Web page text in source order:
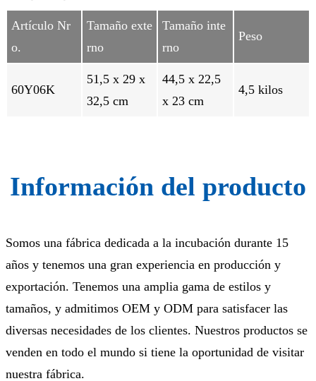
Artículo Nr
o.
Tamaño exte
rno
Tamaño inte
rno
Peso
60Y06K
51,5 x 29 x
32,5 cm
44,5 x 22,5
x 23 cm
4,5 kilos
Información del producto
Somos una fábrica dedicada a la incubación durante 15
años y tenemos una gran experiencia en producción y
exportación. Tenemos una amplia gama de estilos y
tamaños, y admitimos OEM y ODM para satisfacer las
diversas necesidades de los clientes. Nuestros productos se
venden en todo el mundo si tiene la oportunidad de visitar
nuestra fábrica.